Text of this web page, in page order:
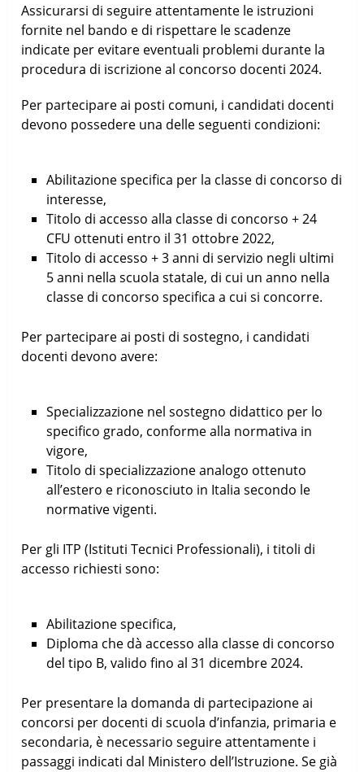
Assicurarsi di seguire attentamente le istruzioni
fornite nel bando e di rispettare le scadenze
indicate per evitare eventuali problemi durante la
procedura di iscrizione al concorso docenti 2024.
Per partecipare ai posti comuni, i candidati docenti
devono possedere una delle seguenti condizioni:
Abilitazione specifica per la classe di concorso di
interesse,
Titolo di accesso alla classe di concorso + 24
CFU ottenuti entro il 31 ottobre 2022,
Titolo di accesso + 3 anni di servizio negli ultimi
5 anni nella scuola statale, di cui un anno nella
classe di concorso specifica a cui si concorre.
Per partecipare ai posti di sostegno, i candidati
docenti devono avere:
Specializzazione nel sostegno didattico per lo
specifico grado, conforme alla normativa in
vigore,
Titolo di specializzazione analogo ottenuto
all’estero e riconosciuto in Italia secondo le
normative vigenti.
Per gli ITP (Istituti Tecnici Professionali), i titoli di
accesso richiesti sono:
Abilitazione specifica,
Diploma che dà accesso alla classe di concorso
del tipo B, valido fino al 31 dicembre 2024.
Per presentare la domanda di partecipazione ai
concorsi per docenti di scuola d’infanzia, primaria e
secondaria, è necessario seguire attentamente i
passaggi indicati dal Ministero dell’Istruzione. Se già